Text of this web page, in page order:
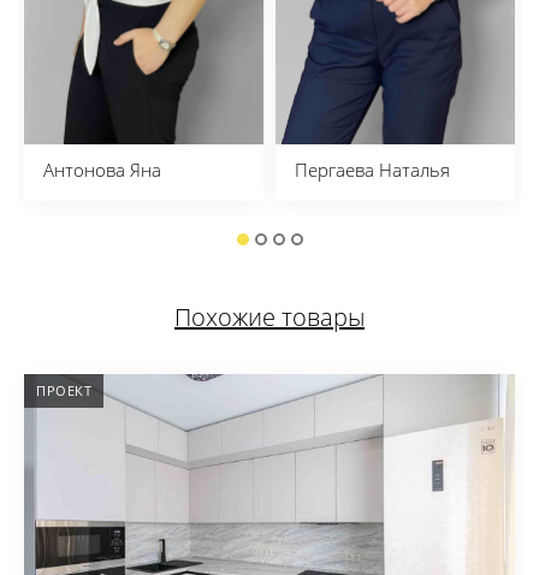
Антонова Яна Пергаева Наталья
Похожие товары
ПРОЕКТ